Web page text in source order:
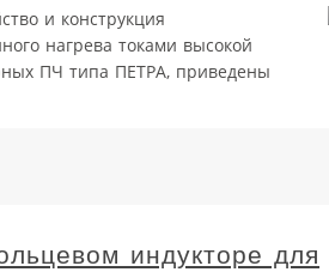
и конструкция
нагрева токами высокой
ПЧ типа ПЕТРА, приведены
индукторе для